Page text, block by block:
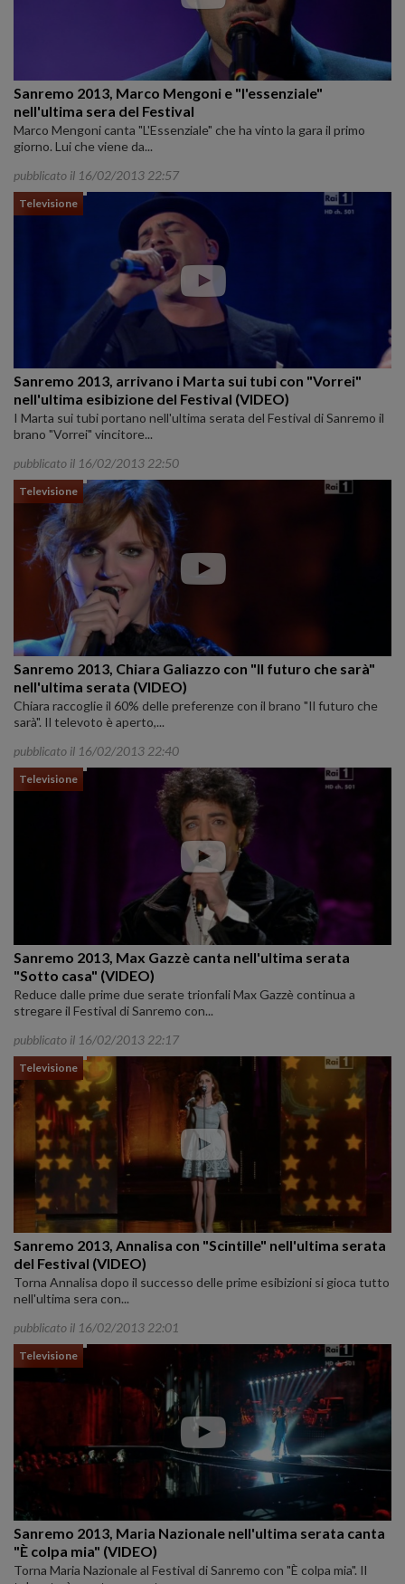
Sanremo 2013, Marco Mengoni e "l'essenziale"
nell'ultima sera del Festival
Marco Mengoni canta "L'Essenziale" che ha vinto la gara il primo
giorno. Lui che viene da...
pubblicato il 16/02/2013 22:57
Televisione
Sanremo 2013, arrivano i Marta sui tubi con "Vorrei"
nell'ultima esibizione del Festival (VIDEO)
I Marta sui tubi portano nell'ultima serata del Festival di Sanremo il
brano "Vorrei" vincitore...
pubblicato il 16/02/2013 22:50
Televisione
Sanremo 2013, Chiara Galiazzo con "Il futuro che sarà"
nell'ultima serata (VIDEO)
Chiara raccoglie il 60% delle preferenze con il brano "Il futuro che
sarà". Il televoto è aperto,...
pubblicato il 16/02/2013 22:40
Televisione
Sanremo 2013, Max Gazzè canta nell'ultima serata
"Sotto casa" (VIDEO)
Reduce dalle prime due serate trionfali Max Gazzè continua a
stregare il Festival di Sanremo con...
pubblicato il 16/02/2013 22:17
Televisione
Sanremo 2013, Annalisa con "Scintille" nell'ultima serata
del Festival (VIDEO)
Torna Annalisa dopo il successo delle prime esibizioni si gioca tutto
nell'ultima sera con...
pubblicato il 16/02/2013 22:01
Televisione
Sanremo 2013, Maria Nazionale nell'ultima serata canta
"È colpa mia" (VIDEO)
Torna Maria Nazionale al Festival di Sanremo con "È colpa mia". Il